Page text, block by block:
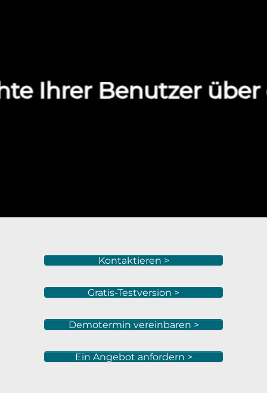
Kontaktieren >
Gratis-Testversion >
Demotermin vereinbaren >
Ein Angebot anfordern >